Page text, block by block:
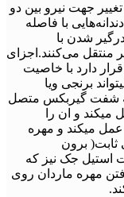
جهت نیرو بین دو
با فاصله
شدن با
منتقل می‌کنند.اجزای
دارد با خاصیت
برنجی ویا
به شفت گیربکس متصل
و ان را
عمل میکند و مهره
ثابت( برون
استیل جک نیز که
مهره ماردان روی